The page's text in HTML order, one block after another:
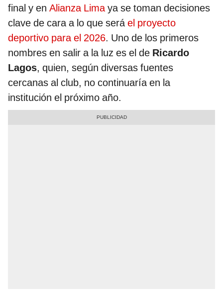
final y en Alianza Limaya se toman decisiones
clave de cara a lo que seráel proyecto
deportivo para el 2026. Uno de los primeros
nombres en salir a la luz es el de Ricardo
Lagos, quien, según diversas fuentes
cercanas al club, no continuaría en la
institución el próximo año.